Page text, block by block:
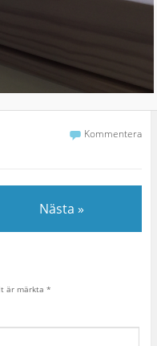
Kommentera
Nästa »
är märkta *